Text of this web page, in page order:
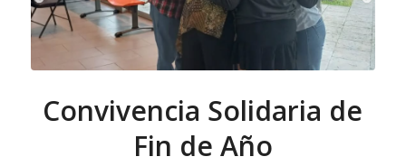
Convivencia Solidaria de
Fin de Año